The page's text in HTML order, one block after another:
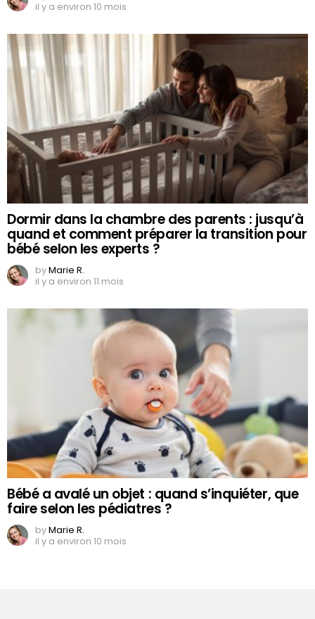
il y a environ 10 mois
Dormir dans la chambre des parents : jusqu’à
quand et comment préparer la transition pour
bébé selon les experts ?
byMarie R.
il y a environ 11 mois
Bébé a avalé un objet : quand s’inquiéter, que
faire selon les pédiatres ?
byMarie R.
il y a environ 10 mois